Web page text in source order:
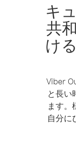
キ
共
け
Viber
と長い
ます。
自分に